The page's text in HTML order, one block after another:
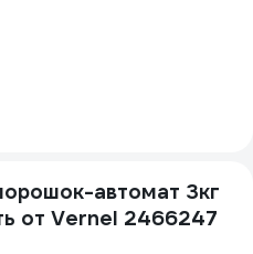
автомат 3кг
от Vernel 2466247